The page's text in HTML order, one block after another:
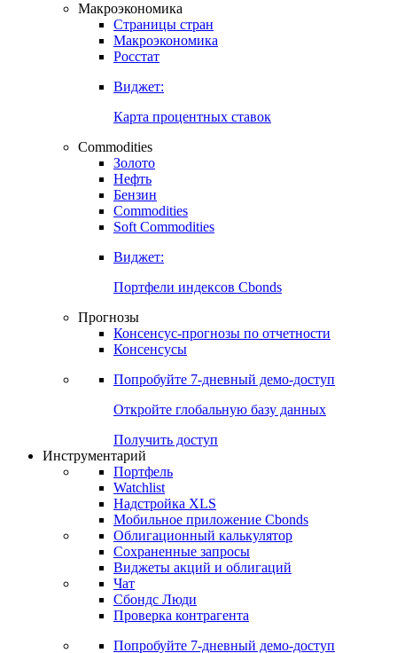
Создать индекс
Возможность создания своего индекса
Страницы стран
Росстат
Виджет:
Карта процентных ставок
Commodities
Золото
Бензин
Soft Commodities
Виджет:
Портфели индексов Cbonds
Прогнозы
Консенсусы
Попробуйте7-дневный
Откройте глобальную базу данных
Получить доступ
Инструментарий
Портфель
Watchlist
Надстройка XLS
Мобильное приложение Cbonds
Облигационный калькулятор
Сохраненные запросы
Чат